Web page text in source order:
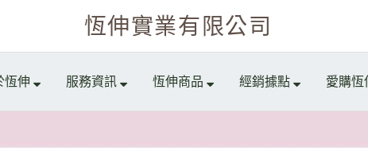
恆伸實業有限公司
恆伸 服務資訊 恆伸商品 經銷據點 愛購恆